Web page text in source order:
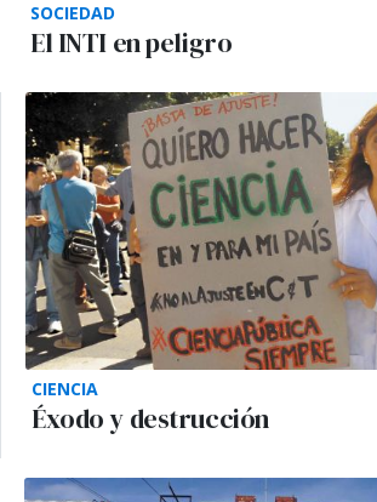
SOCIEDAD
El INTI en peligro
CIENCIA
Éxodo y destrucción